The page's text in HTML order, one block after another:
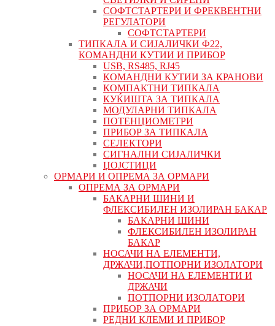
СОФТСТАРТЕРИ И ФРЕКВЕНТНИ
РЕГУЛАТОРИ
СОФТСТАРТЕРИ
ТИПКАЛА И СИЈАЛИЧКИ Ф22,
КОМАНДНИ КУТИИ И ПРИБОР
USB, RS485, RJ45
КОМАНДНИ КУТИИ ЗА КРАНОВИ
КОМПАКТНИ ТИПКАЛА
КУЌИШТА ЗА ТИПКАЛА
МОДУЛАРНИ ТИПКАЛА
ПОТЕНЦИОМЕТРИ
ПРИБОР ЗА ТИПКАЛА
СЕЛЕКТОРИ
СИГНАЛНИ СИЈАЛИЧКИ
ЏОЈСТИЦИ
ОРМАРИ И ОПРЕМА ЗА ОРМАРИ
ОПРЕМА ЗА ОРМАРИ
БАКАРНИ ШИНИ И
ФЛЕКСИБИЛЕН ИЗОЛИРАН БАКАР
БАКАРНИ ШИНИ
ФЛЕКСИБИЛЕН ИЗОЛИРАН
БАКАР
НОСАЧИ НА ЕЛЕМЕНТИ,
ДРЖАЧИ,ПОТПОРНИ ИЗОЛАТОРИ
НОСАЧИ НА ЕЛЕМЕНТИ И
ДРЖАЧИ
ПОТПОРНИ ИЗОЛАТОРИ
ПРИБОР ЗА ОРМАРИ
РЕДНИ КЛЕМИ И ПРИБОР